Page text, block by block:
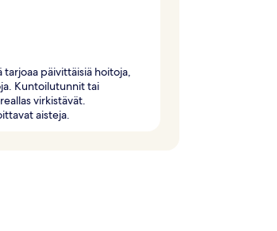
päivittäisiä hoitoja,
Kuntoilutunnit tai
virkistävät.
aisteja.